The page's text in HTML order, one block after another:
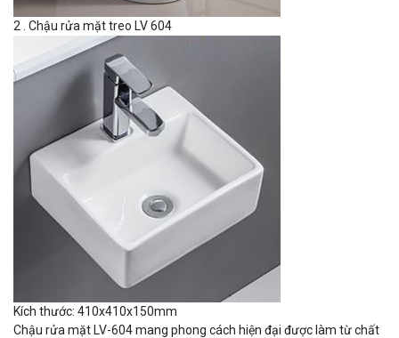
2 . Chậu rửa mặt treo LV 604
Kích thước: 410x410x150mm
Chậu rửa mặt LV-604 mang phong cách hiện đại được làm từ chất